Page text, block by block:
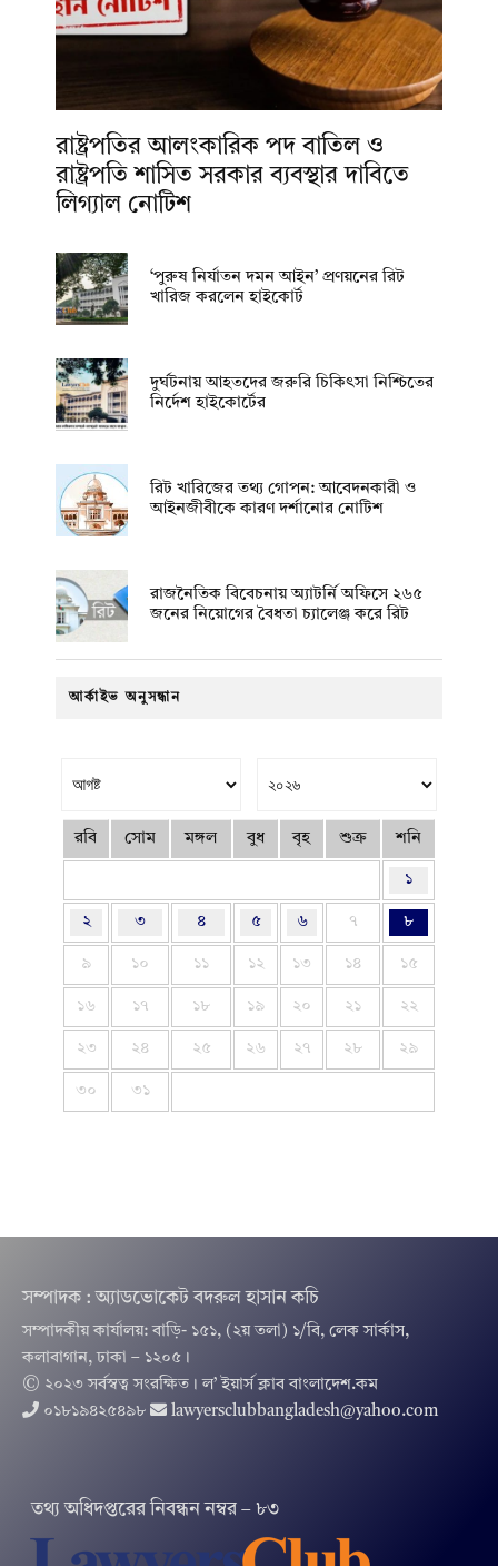
রাষ্ট্রপতির আলংকারিক পদ বাতিল ও
রাষ্ট্রপতি শাসিত সরকার ব্যবস্থার দাবিতে
লিগ্যাল নোটিশ
‘পুরুষ নির্যাতন দমন আইন’ প্রণয়নের রিট
খারিজ করলেন হাইকোর্ট
দুর্ঘটনায় আহতদের জরুরি চিকিৎসা নিশ্চিতের
নির্দেশ হাইকোর্টের
রিট খারিজের তথ্য গোপন: আবেদনকারী ও
আইনজীবীকে কারণ দর্শানোর নোটিশ
রাজনৈতিক বিবেচনায় অ‍্যাটর্নি অফিসে ২৬৫
জনের নিয়োগের বৈধতা চ্যালেঞ্জ করে রিট
আর্কাইভ অনুসন্ধান
রবি সোম মঙ্গল বুধ বৃহ শুক্র শনি
১
২ ৩ ৪ ৫ ৬ ৭ ৮
৯ ১০ ১১ ১২ ১৩ ১৪ ১৫
১৬ ১৭ ১৮ ১৯ ২০ ২১ ২২
২৩ ২৪ ২৫ ২৬ ২৭ ২৮ ২৯
৩০ ৩১
সম্পাদক : অ্যাডভোকেট বদরুল হাসান কচি
সম্পাদকীয় কার্যালয়: বাড়ি- ১৫১, (২য় তলা) ১/বি, লেক সার্কাস,
কলাবাগান, ঢাকা – ১২০৫।
© ২০২৩ সর্বস্বত্ব সংরক্ষিত । ল’ ইয়ার্স ক্লাব বাংলাদেশ.কম
০১৮১৯৪২৫৪৯৮
lawyersclubbangladesh@yahoo.com
তথ‌্য অ‌ধিদপ্ত‌রের নিবন্ধন নম্বর – ৮৩